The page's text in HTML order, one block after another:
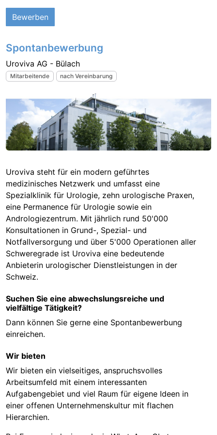
Bewerben
Spontanbewerbung
Uroviva AG - Bülach
Mitarbeitende nach Vereinbarung
Uroviva steht für ein modern geführtes
medizinisches Netzwerk und umfasst eine
Spezialklinik für Urologie, zehn urologische Praxen,
eine Permanence für Urologie sowie ein
Andrologiezentrum. Mit jährlich rund 50'000
Konsultationen in Grund-, Spezial- und
Notfallversorgung und über 5'000 Operationen aller
Schweregrade ist Uroviva eine bedeutende
Anbieterin urologischer Dienstleistungen in der
Schweiz.
Suchen Sie eine abwechslungsreiche und
vielfältige Tätigkeit?
Dann können Sie gerne eine Spontanbewerbung
einreichen.
Wir bieten
Wir bieten ein vielseitiges, anspruchsvolles
Arbeitsumfeld mit einem interessanten
Aufgabengebiet und viel Raum für eigene Ideen in
einer offenen Unternehmenskultur mit flachen
Hierarchien.